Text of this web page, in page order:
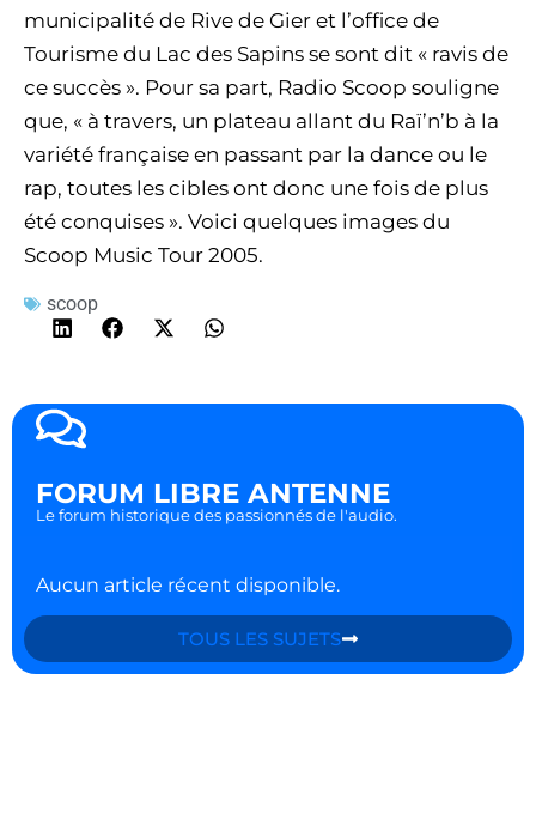
municipalité de Rive de Gier et l’office de
Tourisme du Lac des Sapins se sont dit « ravis de
ce succès ». Pour sa part, Radio Scoop souligne
que, « à travers, un plateau allant du Raï’n’b à la
variété française en passant par la dance ou le
rap, toutes les cibles ont donc une fois de plus
été conquises ». Voici quelques images du
Scoop Music Tour 2005.
scoop
FORUM LIBRE ANTENNE
Le forum historique des passionnés de l'audio.
Aucun article récent disponible.
TOUS LES SUJETS